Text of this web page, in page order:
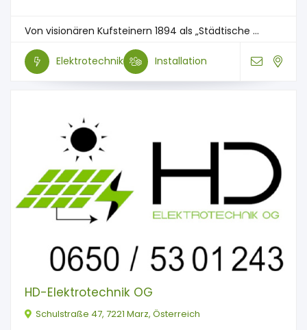
Von visionären Kufsteinern 1894 als „Städtische ...
Elektrotechnik Installation
HD-Elektrotechnik OG
Schulstraße 47, 7221 Marz, Österreich